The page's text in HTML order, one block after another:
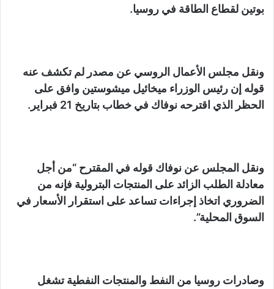
بوتين لقطاع الطاقة في روسيا.
ونقل مجلس الأعمال الروسي عن مصدر لم تكشف عنه
قوله إن رئيس الوزراء ميخائيل ميشوستين وافق على
الحظر الذي اقترحه نوفاك في خطاب بتاريخ 21 فبراير.
ونقل المجلس عن نوفاك قوله في المقترح “من أجل
معادلة الطلب الزائد على المنتجات البترولية فإنه من
الضروري اتخاذ إجراءات تساعد على استقرار الأسعار في
السوق المحلية”.
وصادرات روسيا من النفط والمنتجات النفطية تشغل